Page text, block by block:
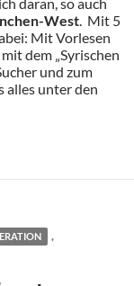
West. Mit 5
Mit Vorlesen
dem „Syrischen
und zum
alles unter den
,